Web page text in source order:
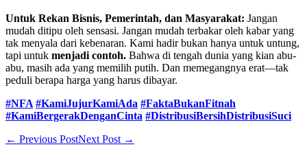
Untuk Rekan Bisnis, Pemerintah, dan Masyarakat: Jangan
mudah ditipu oleh sensasi. Jangan mudah terbakar oleh kabar yang
tak menyala dari kebenaran. Kami hadir bukan hanya untuk untung,
tapi untuk menjadi contoh. Bahwa di tengah dunia yang kian abu-
abu, masih ada yang memilih putih. Dan memegangnya erat—tak
peduli berapa harga yang harus dibayar.
#NFA #KamiJujurKamiAda #FaktaBukanFitnah
#KamiBergerakDenganCinta #DistribusiBersihDistribusiSuci
Post
← Previous PostNext Post →